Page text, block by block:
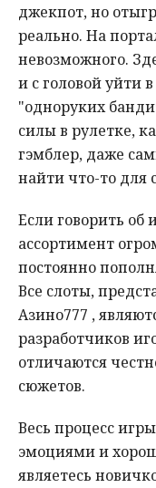
джекпот, но
реально. На
невозможного.
и с головой уйти
"одноруких
силы в рулетке,
гэмблер, даже
найти что-то для
Если говорить об
ассортимент
постоянно
Все слоты,
Азино777 ,
разработчиков
отличаются
сюжетов.
Весь процесс
эмоциями и
являетесь